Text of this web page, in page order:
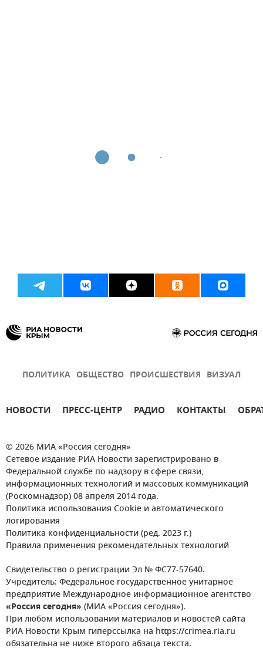
ПОЛИТИКА ОБЩЕСТВО ПРОИСШЕСТВИЯ ВИЗУАЛ
НОВОСТИ ПРЕСС-ЦЕНТР РАДИО КОНТАКТЫ
© 2026 МИА «Россия сегодня»
Сетевое издание РИА Новости зарегистрировано в
Федеральной службе по надзору в сфере связи,
информационных технологий и массовых коммуникаций
(Роскомнадзор) 08 апреля 2014 года.
Политика использования Cookie и автоматического
логирования
Политика конфиденциальности (ред. 2023 г.)
Правила применения рекомендательных технологий
Свидетельство о регистрации Эл № ФС77-57640.
Учредитель: Федеральное государственное унитарное
предприятие Международное информационное агентство
«Россия сегодня» (МИА «Россия сегодня»).
При любом использовании материалов и новостей сайта
РИА Новости Крым гиперссылка на https://crimea.ria.ru
обязательна не ниже второго абзаца текста.